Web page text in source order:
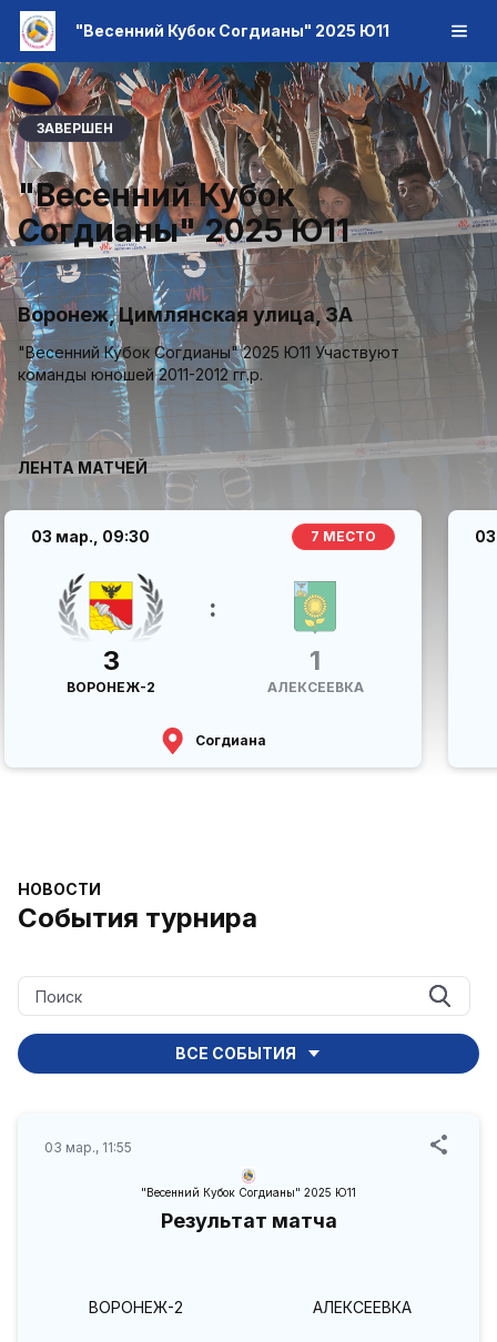
"Весенний Кубок Согдианы" 2025 Ю11
ЗАВЕРШЕН
"Весенний Кубок
Согдианы" 2025 Ю11
Воронеж, Цимлянская улица, 3А
"Весенний Кубок Согдианы" 2025 Ю11 Участвуют
команды юношей 2011-2012 гг.р.
ЛЕНТА МАТЧЕЙ
03 мар., 09:30 7 МЕСТО
3
ВОРОНЕЖ-2
:
1
АЛЕКСЕЕВКА
Согдиана
НОВОСТИ
События турнира
ВСЕ СОБЫТИЯ
03 мар., 11:55
"Весенний Кубок Согдианы" 2025 Ю11
Результат матча
ВОРОНЕЖ-2 АЛЕКСЕЕВКА